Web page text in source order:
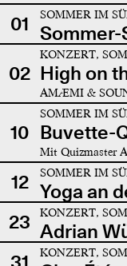
01 SOMMER IM
Sommer-
02
KONZERT,
High on
AMÆMI &
10
SOMMER IM
Buvette-
Mit Quizmaster
12 SOMMER IM
Yoga an
23
KONZERT,
Adrian
KONZERT,